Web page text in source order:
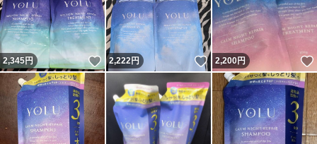
2,345円 いいね！
2,222円 いいね！
2,200円